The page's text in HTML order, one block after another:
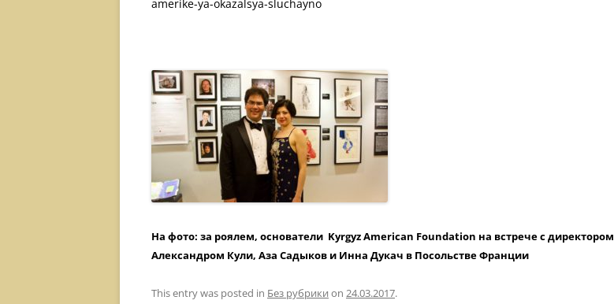
amerike-ya-okazalsya-sluchayno
На фото: за роялем, основатели Kyrgyz American Foundation на встрече с директором
Александром Кули, Аза Садыков и Инна Дукач в Посольстве Франции
This entry was posted in Без рубрики on 24.03.2017.